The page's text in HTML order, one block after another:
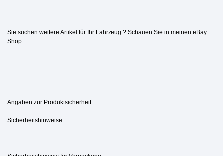
Sie suchen weitere Artikel für Ihr Fahrzeug ? Schauen Sie in meinen eBay
Shop....
Angaben zur Produktsicherheit:
Sicherheitshinweise